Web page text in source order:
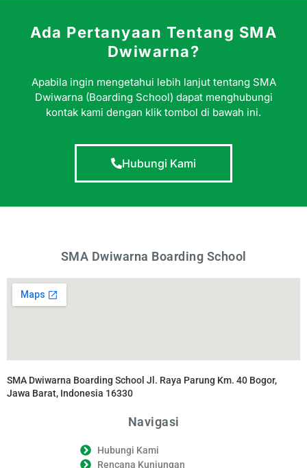
Ada Pertanyaan Tentang SMA
Dwiwarna?
Apabila ingin mengetahui lebih lanjut tentang SMA
Dwiwarna (Boarding School) dapat menghubungi
kontak kami dengan klik tombol di bawah ini.
Hubungi Kami
SMA Dwiwarna Boarding School
SMA Dwiwarna Boarding School Jl. Raya Parung Km. 40 Bogor,
Jawa Barat, Indonesia 16330
Navigasi
Hubungi Kami
Rencana Kunjungan